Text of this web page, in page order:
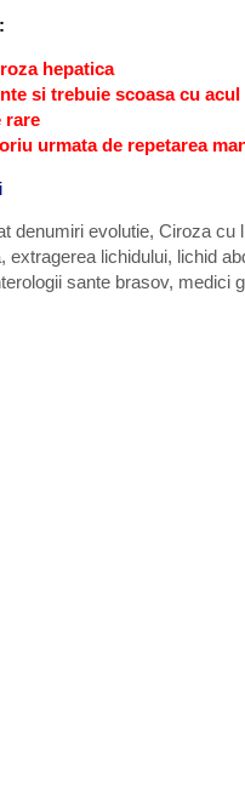
hepatica
si trebuie scoasa cu acul
rare
urmata de repetarea
denumiri evolutie, Ciroza cu
, extragerea lichidului, lichid
sante brasov, medici